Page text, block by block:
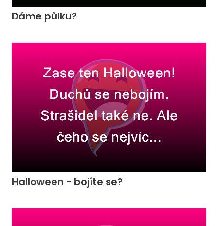
Dáme půlku?
Halloween - bojíte se?